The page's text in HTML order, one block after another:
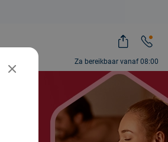
Za bereikbaar vanaf 08:00